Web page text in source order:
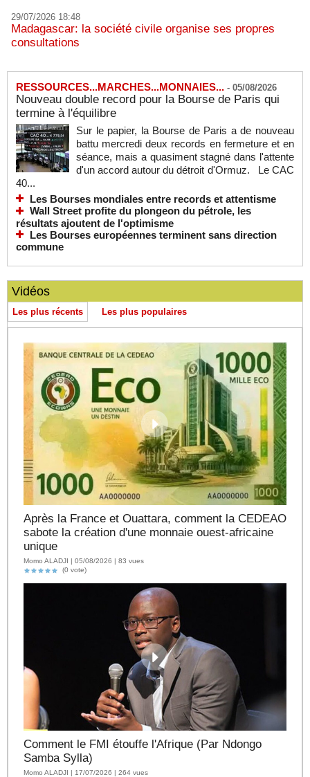
29/07/2026 18:48
Madagascar: la société civile organise ses propres
consultations
RESSOURCES...MARCHES...MONNAIES... - 05/08/2026
Nouveau double record pour la Bourse de Paris qui
termine à l'équilibre
Sur le papier, la Bourse de Paris a de nouveau
battu mercredi deux records en fermeture et en
séance, mais a quasiment stagné dans l'attente
d'un accord autour du détroit d'Ormuz. Le CAC
40...
Les Bourses mondiales entre records et attentisme
Wall Street profite du plongeon du pétrole, les
résultats ajoutent de l'optimisme
Les Bourses européennes terminent sans direction
commune
Vidéos
Les plus récents Les plus populaires
Après la France et Ouattara, comment la CEDEAO
sabote la création d'une monnaie ouest-africaine
unique
Momo ALADJI | 05/08/2026 | 83 vues
(0 vote)
Comment le FMI étouffe l'Afrique (Par Ndongo
Samba Sylla)
Momo ALADJI | 17/07/2026 | 264 vues